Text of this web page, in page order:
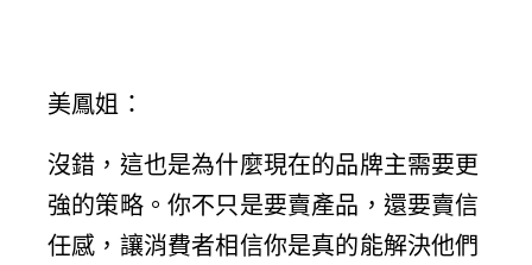
美鳳姐 ：
沒錯，這也是為什麼現在的品牌主需要更
強的策略。你不只是要賣產品，還要賣信
任感，讓消費者相信你是真的能解決他們